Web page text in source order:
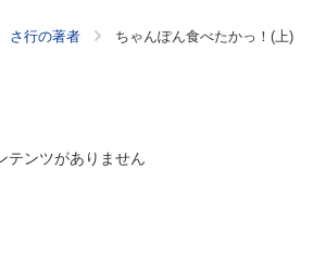
さ行の著者 ちゃんぽん食べたかっ！(上)
テンツがありません